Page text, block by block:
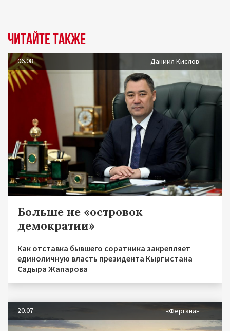
Читайте также
06.08 Даниил Кислов
Больше не «островок
демократии»
Как отставка бывшего соратника закрепляет
единоличную власть президента Кыргыстана
Садыра Жапарова
20.07 «Фергана»